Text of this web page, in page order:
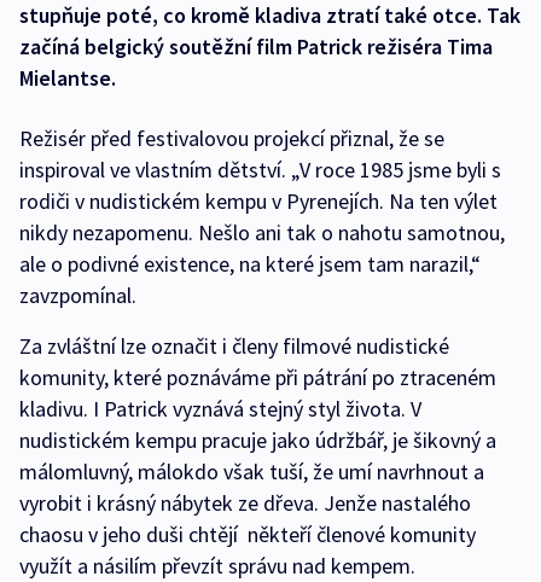
stupňuje poté, co kromě kladiva ztratí také otce. Tak
začíná belgický soutěžní film Patrick režiséra Tima
Mielantse.
Režisér před festivalovou projekcí přiznal, že se
inspiroval ve vlastním dětství. „V roce 1985 jsme byli s
rodiči v nudistickém kempu v Pyrenejích. Na ten výlet
nikdy nezapomenu. Nešlo ani tak o nahotu samotnou,
ale o podivné existence, na které jsem tam narazil,“
zavzpomínal.
Za zvláštní lze označit i členy filmové nudistické
komunity, které poznáváme při pátrání po ztraceném
kladivu. I Patrick vyznává stejný styl života. V
nudistickém kempu pracuje jako údržbář, je šikovný a
málomluvný, málokdo však tuší, že umí navrhnout a
vyrobit i krásný nábytek ze dřeva. Jenže nastalého
chaosu v jeho duši chtějí někteří členové komunity
využít a násilím převzít správu nad kempem.